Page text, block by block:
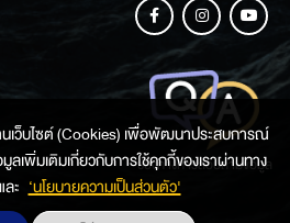
ช่องทางการสอบถามข้อมูล
นเว็บไซต์ (Cookies) เพื่อพัฒนาประสบการณ์
เพิ่มเติมเกี่ยวกับการใช้คุกกี้ของเราผ่านทาง
และ ‘นโยบายความเป็นส่วนตัว'